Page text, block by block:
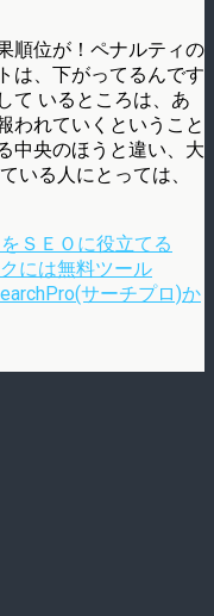
順位が！ペナルティの
は、下がってるんです
て いるところは、あ
われていくということ
中央のほうと違い、大
いる人にとっては、
ＳＥＯに役立てる
には無料ツール
サーチプロ)か